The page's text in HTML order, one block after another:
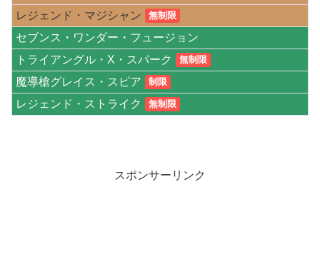
レジェンド・マジシャン
無制限
セブンス・ワンダー・フュージョン
トライアングル・X・スパーク
無制限
魔導槍グレイス・スピア 制限
レジェンド・ストライク 無制限
スポンサーリンク